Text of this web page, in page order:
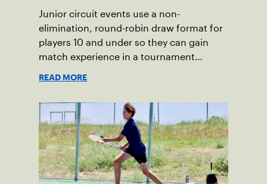
Junior circuit events use a non-
elimination, round-robin draw format for
players 10 and under so they can gain
match experience in a tournament
READ MORE